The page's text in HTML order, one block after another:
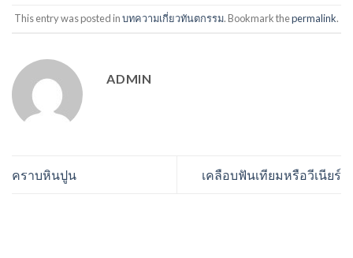
This entry was posted inบทความเกี่ยวทันตกรรม. Bookmark thepermalink.
ADMIN
คราบหินปูน เคลือบฟันเทียมหรือวีเนียร์